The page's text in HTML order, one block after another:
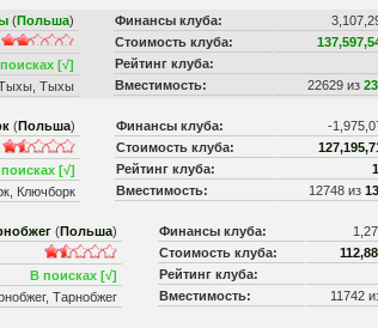
(Польша)
[√]
Тыхы
Финансы клуба:
Стоимость клуба:
Рейтинг клуба:
Вместимость:
22629 из
(Польша)
[√]
Ключборк
Финансы клуба:
-
Стоимость клуба:
Рейтинг клуба:
Вместимость:
12748 из
(Польша)
В поисках [√]
Тарнобжег
Финансы клуба:
Стоимость клуба:
Рейтинг клуба:
Вместимость:
11742